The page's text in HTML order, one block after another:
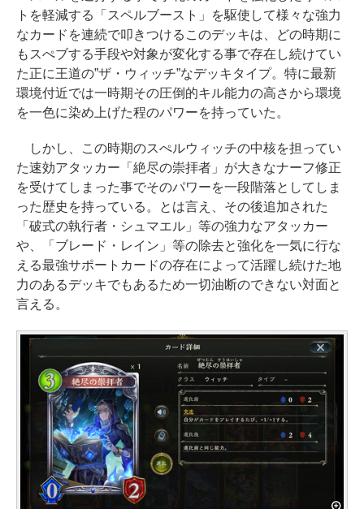
トを軽減する「スペルブースト」を駆使して様々な強力
なカードを連続で叩きつけるこのデッキは、どの時期に
もスぺブする手段や対象が変化する事で存在し続けてい
た正に王道の”ザ・ウィッチ”なデッキタイプ。特に最新
環境付近では一時期その圧倒的キル能力の高さから環境
を一色に染め上げた程のパワーを持っていた。
しかし、この時期のスぺルウィッチの中核を担ってい
た速効アタッカー「絶尽の崇拝者」が大きなナーフ修正
を受けてしまった事でそのパワーを一段階落としてしま
った歴史を持っている。とは言え、その後追加された
「破式の執行者・シュマエル」等の強力なアタッカー
や、「ブレード・レイン」等の除去と強化を一気に行な
える最強サポートカードの存在によって活躍し続けた地
力のあるデッキでもあるため一切油断のできない対面と
言える。